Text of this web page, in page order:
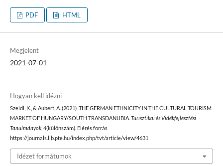
PDF HTML
Megjelent
2021-07-01
Hogyan kell idézni
Szeidl, K., & Aubert, A. (2021). THE GERMAN ETHNICITY IN THE CULTURAL TOURISM
MARKET OF HUNGARY/SOUTH TRANSDANUBIA.Turisztikai és Vidékfejlesztési
Tanulmányok,4(különszám). Elérés forrás
https://journals.lib.pte.hu/index.php/tvt/article/view/4631
Idézet formátumok